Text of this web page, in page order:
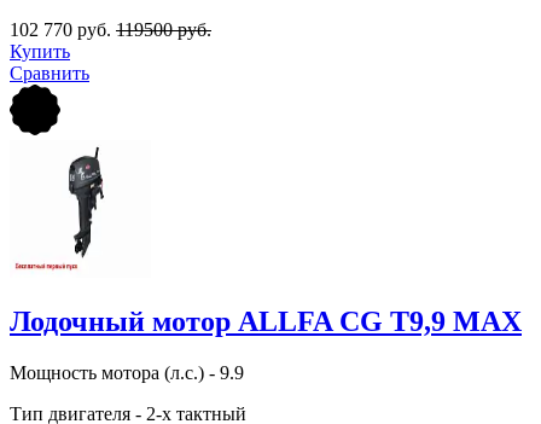
102 770 руб. 119500 руб.
Купить
Сравнить
Лодочный мотор ALLFA CG Т9,9 MAX
Мощность мотора (л.с.) - 9.9
Тип двигателя - 2-х тактный